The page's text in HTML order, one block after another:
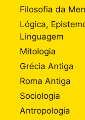
Filosofia da
Lógica,
Linguagem
Mitologia
Grécia Antiga
Roma Antiga
Sociologia
Antropologia